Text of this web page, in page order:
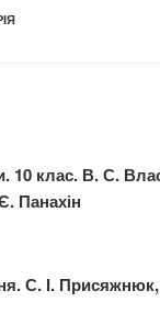
10 клас. В. С.
Панахін
С. І.